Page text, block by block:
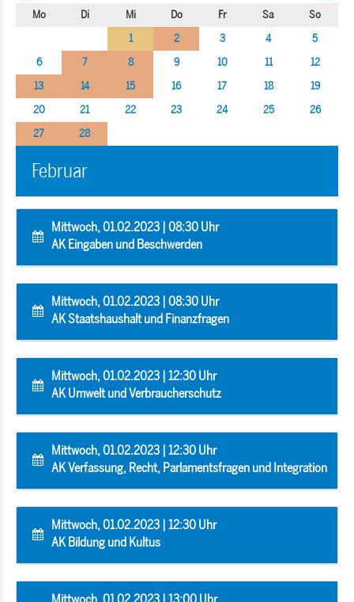
Mo Di Mi Do Fr Sa
So
1
2 3 4
5
6
7 8 9 10 11
12
13
14 15 16 17 18
19
20
21 22 23 24 25
26
27
28
Februar
Mittwoch, 01.02.2023 | 08:30 Uhr
AK Eingaben und Beschwerden
Mittwoch, 01.02.2023 | 08:30 Uhr
AK Staatshaushalt und Finanzfragen
Mittwoch, 01.02.2023 | 12:30 Uhr
AK Umwelt und Verbraucherschutz
Mittwoch, 01.02.2023 | 12:30 Uhr
AK Verfassung, Recht, Parlamentsfragen und Integration
Mittwoch, 01.02.2023 | 12:30 Uhr
AK Bildung und Kultus